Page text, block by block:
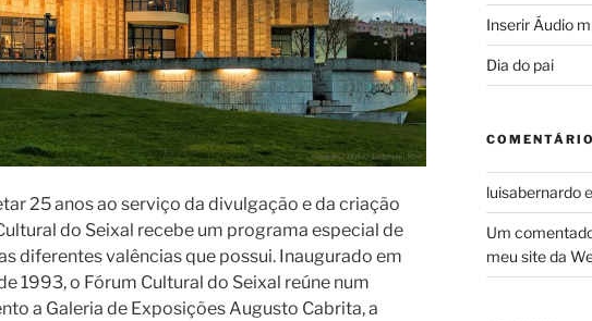
25 anos ao serviço da divulgação e da criação
do Seixal recebe um programa especial de
diferentes valências que possui. Inaugurado em
1993, o Fórum Cultural do Seixal reúne num
a Galeria de Exposições Augusto Cabrita, a
Inserir Áudio
Dia do pai
luisabernardo
Um
meu site da